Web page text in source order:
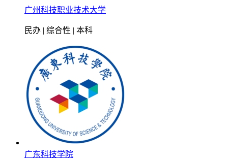
广州科技职业技术大学
民办 | 综合性 | 本科
广东科技学院